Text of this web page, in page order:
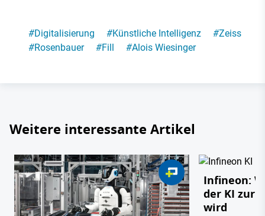
#Digitalisierung #Künstliche Intelligenz #Zeiss
#Rosenbauer #Fill #Alois Wiesinger
Weitere interessante Artikel
Infineon:
der KI zur
wird